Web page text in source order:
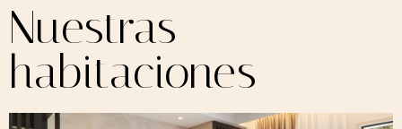
Nuestras
habitaciones